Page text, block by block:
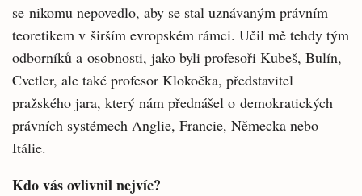
se nikomu nepovedlo, aby se stal uznávaným právním
teoretikem v širším evropském rámci. Učil mě tehdy tým
odborníků a osobnosti, jako byli profesoři Kubeš, Bulín,
Cvetler, ale také profesor Klokočka, představitel
pražského jara, který nám přednášel o demokratických
právních systémech Anglie, Francie, Německa nebo
Itálie.
Kdo vás ovlivnil nejvíc?